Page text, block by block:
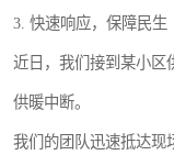
3. 快速响应，保障民生
近日，我们接到某小区
供暖中断。
我们的团队迅速抵达现